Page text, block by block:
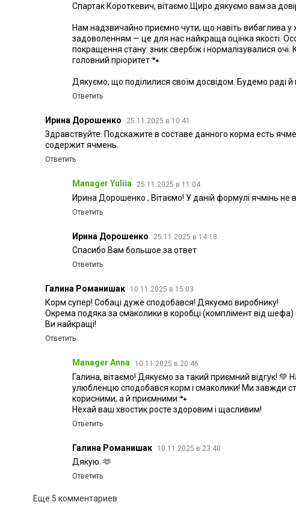
Спартак Короткевич, вітаємо.Щиро дякуємо вам за
Нам надзвичайно приємно чути, що навіть вибаглива у
задоволенням — це для нас найкраща оцінка якості.
покращення стану: зник свербіж і нормалізувалися
головний пріоритет 🐾
Дякуємо, що поділилися своїм досвідом. Будемо раді й
Ответить
Ирина Дорошенко 25.11.2025 в 10:41
Здравствуйте. Подскажите в составе данного корма есть
содержит ячмень.
Ответить
Manager Yuliia 25.11.2025 в 11:04
Ирина Дорошенко , Вітаємо! У даній формулі ячмінь не
Ответить
Ирина Дорошенко 25.11.2025 в 14:18
Спасибо Вам большое за ответ
Ответить
Галина Романишак 10.11.2025 в 15:03
Корм супер! Собаці дуже сподобався! Дякуємо виробнику!
Окрема подяка за смаколики в коробці (комплімент від шефа)
Ви найкращі!
Ответить
Manager Anna 10.11.2025 в 20:46
Галина, вітаємо! Дякуємо за такий приємний відгук!
улюбленцю сподобався корм і смаколики! Ми завжди
корисними, а й приємними 🐾
Нехай ваш хвостик росте здоровим і щасливим!
Ответить
Галина Романишак 10.11.2025 в 23:40
Дякую. 🫶
Ответить
Еще 5 комментариев